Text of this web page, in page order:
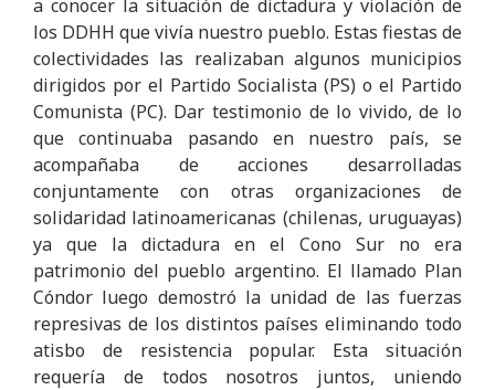
a conocer la situación de dictadura y violación de
los DDHH que vivía nuestro pueblo. Estas fiestas de
colectividades las realizaban algunos municipios
dirigidos por el Partido Socialista (PS) o el Partido
Comunista (PC). Dar testimonio de lo vivido, de lo
que continuaba pasando en nuestro país, se
acompañaba de acciones desarrolladas
conjuntamente con otras organizaciones de
solidaridad latinoamericanas (chilenas, uruguayas)
ya que la dictadura en el Cono Sur no era
patrimonio del pueblo argentino. El llamado Plan
Cóndor luego demostró la unidad de las fuerzas
represivas de los distintos países eliminando todo
atisbo de resistencia popular. Esta situación
requería de todos nosotros juntos, uniendo